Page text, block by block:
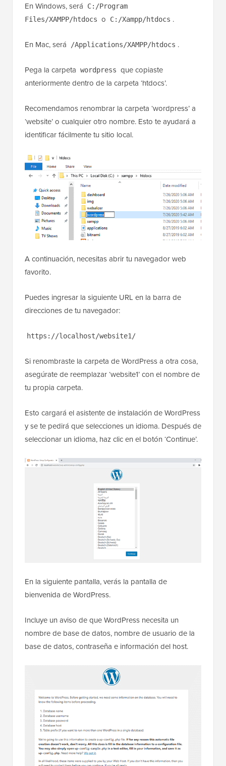
En Windows, será
C:/Program
Files/XAMPP/htdocs o C:/Xampp/htdocs .
En Mac, será /Applications/XAMPP/htdocs .
Pega la carpeta wordpress que copiaste
anteriormente dentro de la carpeta ‘htdocs’.
Recomendamos renombrar la carpeta ‘wordpress’ a
‘website’ o cualquier otro nombre. Esto te ayudará a
identificar fácilmente tu sitio local.
A continuación, necesitas abrir tu navegador web
favorito.
Puedes ingresar la siguiente URL en la barra de
direcciones de tu navegador:
https://localhost/website1/
Si renombraste la carpeta de WordPress a otra cosa,
asegúrate de reemplazar ‘website1’ con el nombre de
tu propia carpeta.
Esto cargará el asistente de instalación de WordPress
y se te pedirá que selecciones un idioma. Después de
seleccionar un idioma, haz clic en el botón ‘Continue’.
En la siguiente pantalla, verás la pantalla de
bienvenida de WordPress.
Incluye un aviso de que WordPress necesita un
nombre de base de datos, nombre de usuario de la
base de datos, contraseña e información del host.